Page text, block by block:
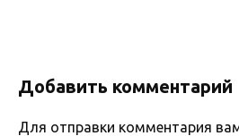
Добавить комментарий
Для отправки комментария